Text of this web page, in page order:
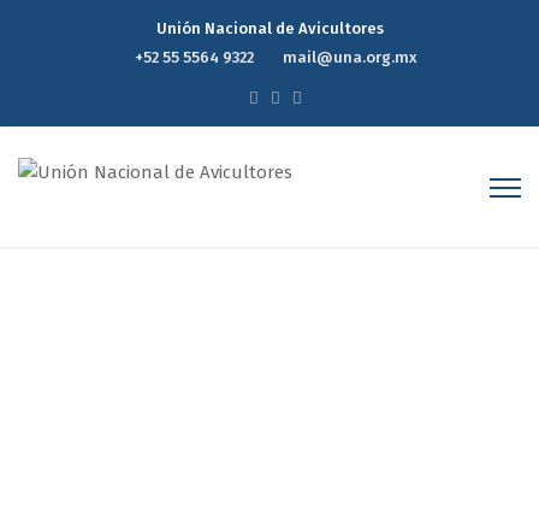
Unión Nacional de Avicultores
+52 55 5564 9322
mail@una.org.mx